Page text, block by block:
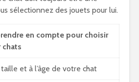
sélectionnez des jouets pour lui.
en compte pour choisir
chats
et à l’âge de votre chat